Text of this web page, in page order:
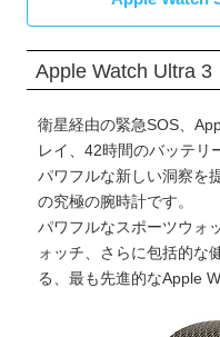
Apple Watch Ultra 3
衛星経由の緊急SOS、
レイ、42時間のバッテリ
パワフルな新しい洞察を
の究極の腕時計です。
パワフルなスポーツウォ
ォッチ、さらに包括的な
る、最も先進的なApple